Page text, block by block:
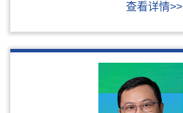
查看详情>>